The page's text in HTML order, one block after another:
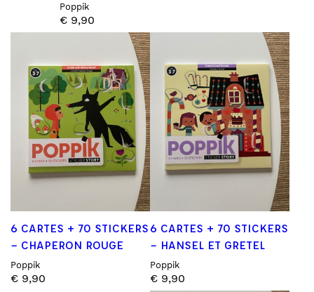
Poppik
€9,90
6 CARTES + 70 STICKERS
– CHAPERON ROUGE
Poppik
€ 9,90
6 CARTES + 70 STICKERS
– HANSEL ET GRETEL
Poppik
€ 9,90